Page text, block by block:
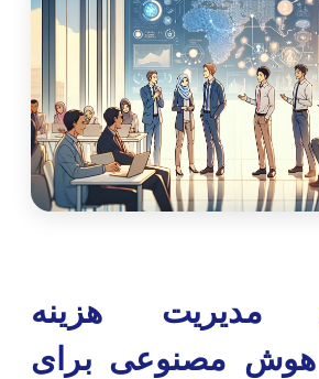
مدیریت هزینه
مصنوعی برای